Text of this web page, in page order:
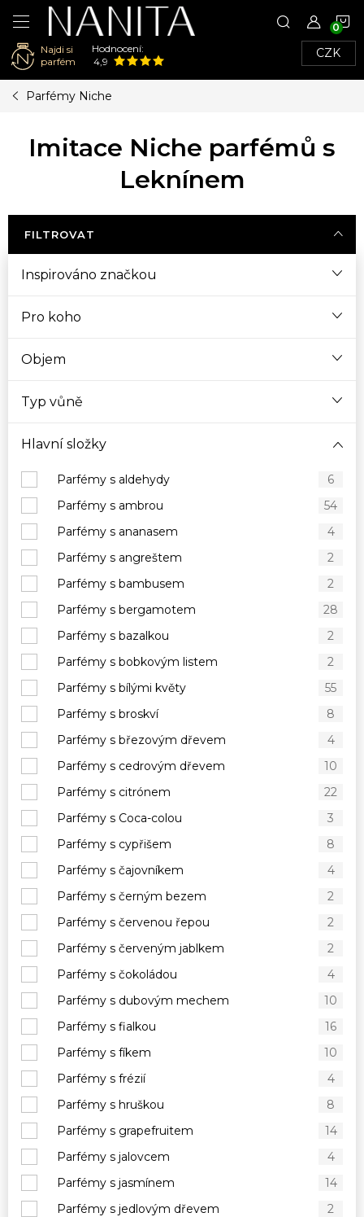
Najdi si
parfém
Hodnocení:
4,9
CZK
Parfémy Niche
Imitace Niche parfémů s
Leknínem
FILTROVAT
Inspirováno značkou
Pro koho
Objem
Typ vůně
Hlavní složky
Parfémy s aldehydy
6
Parfémy s ambrou
54
Parfémy s ananasem
4
Parfémy s angreštem
2
Parfémy s bambusem
2
Parfémy s bergamotem
28
Parfémy s bazalkou
2
Parfémy s bobkovým listem
2
Parfémy s bílými květy
55
Parfémy s broskví
8
Parfémy s březovým dřevem
4
Parfémy s cedrovým dřevem
10
Parfémy s citrónem
22
Parfémy s Coca-colou
3
Parfémy s cypřišem
8
Parfémy s čajovníkem
4
Parfémy s černým bezem
2
Parfémy s červenou řepou
2
Parfémy s červeným jablkem
2
Parfémy s čokoládou
4
Parfémy s dubovým mechem
10
Parfémy s fialkou
16
Parfémy s fíkem
10
Parfémy s frézií
4
Parfémy s hruškou
8
Parfémy s grapefruitem
14
Parfémy s jalovcem
4
Parfémy s jasmínem
14
Parfémy s jedlovým dřevem
2